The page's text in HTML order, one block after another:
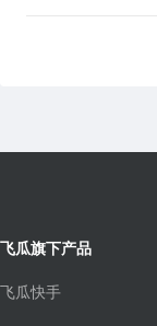
飞瓜旗下产品
飞瓜快手